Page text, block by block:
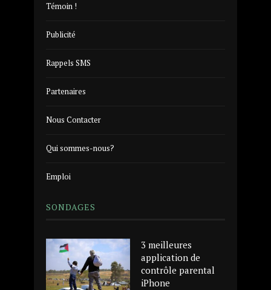
Témoin !
Publicité
Rappels SMS
Partenaires
Nous Contacter
Qui sommes-nous?
Emploi
SONDAGES
3 meilleures
application de
contrôle parental
iPhone